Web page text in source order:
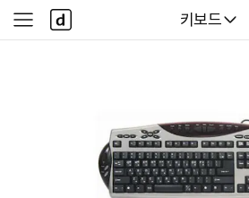
다나와
키보드
사
이
다
나
와